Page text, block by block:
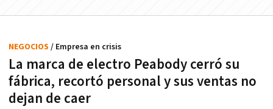
La marca de electro Peabody cerró su
fábrica, recortó personal y sus ventas no
dejan de caer
NEGOCIOS / Empresa en crisis